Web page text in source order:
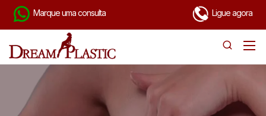
Marque uma consulta Ligue agora